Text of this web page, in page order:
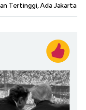
Tertinggi, Ada Jakarta